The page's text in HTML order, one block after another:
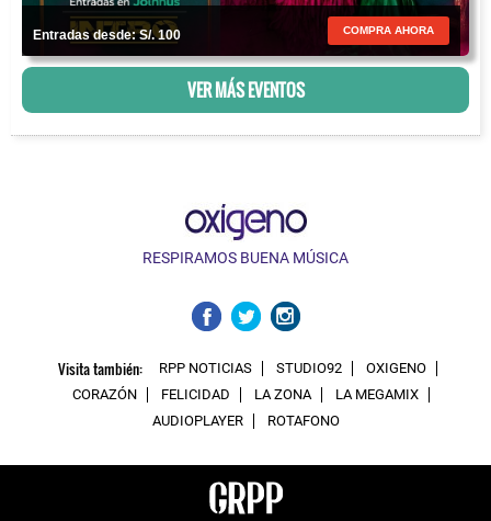
Entradas desde: S/. 100 COMPRA AHORA
VER MÁS EVENTOS
RESPIRAMOS BUENA MÚSICA
Visita también: RPP NOTICIAS STUDIO92
OXIGENO
CORAZÓN
FELICIDAD LA ZONA
LA MEGAMIX
AUDIOPLAYER
ROTAFONO